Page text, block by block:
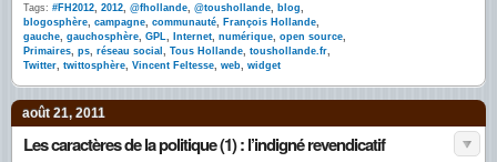
Tags: #FH2012, 2012, @fhollande, @toushollande, blog,
blogosphère, campagne, communauté, François Hollande,
gauche, gauchosphère, GPL, Internet, numérique, open source,
Primaires, ps, réseau social , Tous Hollande, toushollande.fr,
Twitter, twittosphère, Vincent Feltesse, web, widget
août 21, 2011
Les caractères de la politique (1) : l’indigné revendicatif